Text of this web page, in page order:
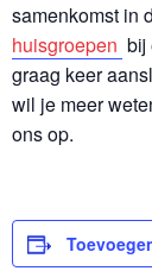
samenkomst in
huisgroepen bij
graag keer
wil je meer
ons op.